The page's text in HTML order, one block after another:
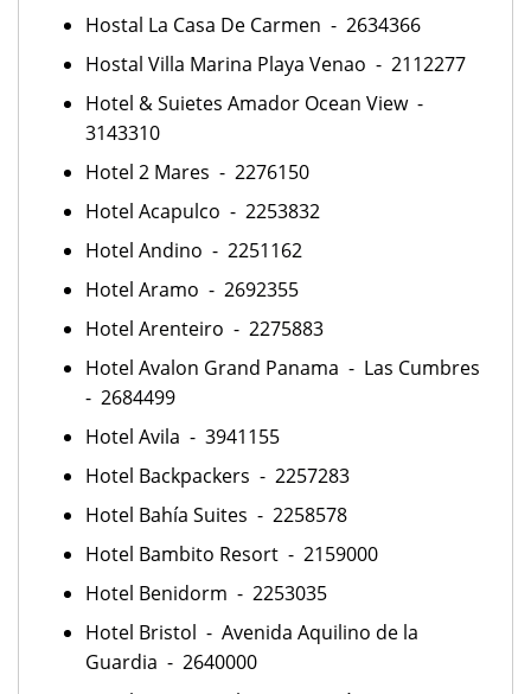
Hostal La Casa De Carmen - 2634366
Hostal Villa Marina Playa Venao - 2112277
Hotel & Suietes Amador Ocean View -
3143310
Hotel 2 Mares - 2276150
Hotel Acapulco - 2253832
Hotel Andino - 2251162
Hotel Aramo - 2692355
Hotel Arenteiro - 2275883
Hotel Avalon Grand Panama - Las Cumbres
- 2684499
Hotel Avila - 3941155
Hotel Backpackers - 2257283
Hotel Bahía Suites - 2258578
Hotel Bambito Resort - 2159000
Hotel Benidorm - 2253035
Hotel Bristol - Avenida Aquilino de la
Guardia - 2640000